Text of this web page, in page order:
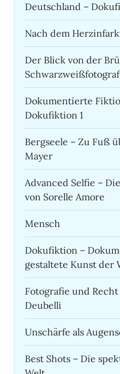
Deutschland –
Nach dem
Der Blick von der
Dokumentierte
Dokufiktion 1
Bergseele – Zu Fuß
Mayer
Advanced Selfie –
von Sorelle Amore
Mensch
Dokufiktion –
gestaltete Kunst
Fotografie und
Deubelli
Unschärfe als
Best Shots – Die